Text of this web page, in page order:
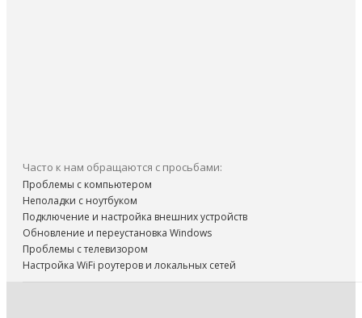
Часто к нам обращаются с просьбами:
Проблемы с компьютером
Неполадки с ноутбуком
Подключение и настройка внешних устройств
Обновление и переустановка Windows
Проблемы с телевизором
Настройка WiFi роутеров и локальных сетей